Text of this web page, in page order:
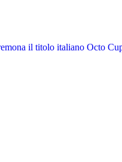
il titolo italiano Octo